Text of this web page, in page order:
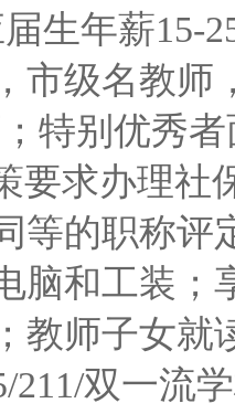
生年薪15-
市级名教师
特别优秀
要求办理社
等的职称评
脑和工装；
教师子女就
211/双一流